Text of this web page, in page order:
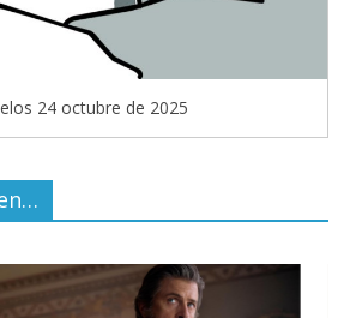
24 octubre de 2025